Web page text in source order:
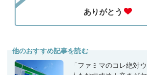
他のおすすめ記事を読む
「ファミマのコレ絶対